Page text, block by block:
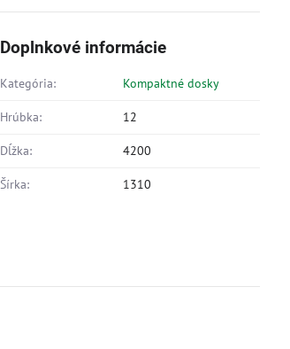
Doplnkové informácie
Kategória: Kompaktné dosky
Hrúbka: 12
Dĺžka: 4200
Šírka: 1310